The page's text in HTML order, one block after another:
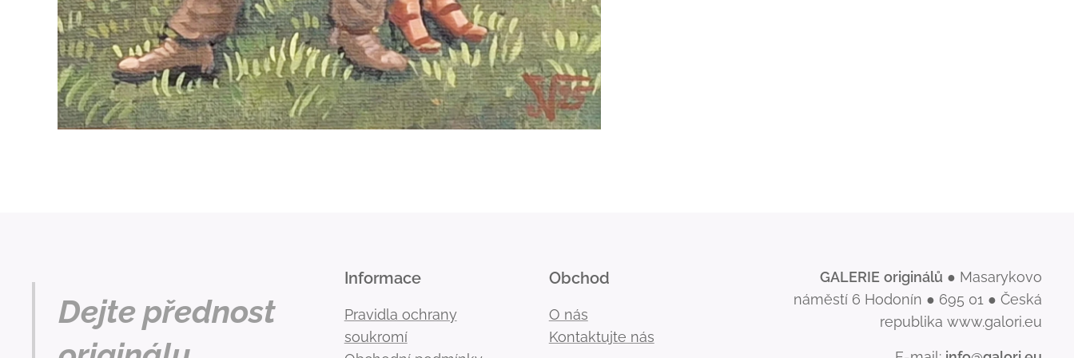
Dejte přednost
Informace
Pravidla ochrany
soukromí
Obchod
O nás
Kontaktujte nás
GALERIE originálů ● Masarykovo
náměstí 6 Hodonín ● 695 01 ● Česká
republika www.galori.eu